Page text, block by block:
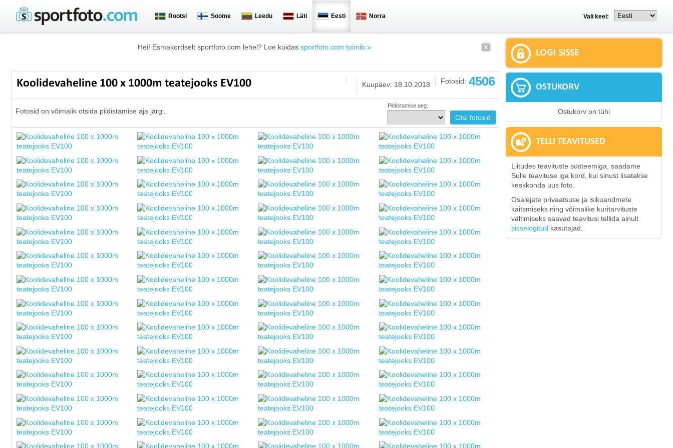
Rootsi Soome Leedu Läti Eesti Norra Vali keel:
Hei! Esmakordselt sportfoto.com lehel? Loe kuidas sportfoto.com toimib »
Koolidevaheline 100 x 1000m teatejooks EV100 Fotosid: 4506
Kuupäev: 18.10.2018
Fotosid on võimalik otsida pildistamise aja järgi.
Pildistamise aeg:
LOGI SISSE
OSTUKORV
Ostukorv on tühi
TELLI TEAVITUSED
Liitudes teavituste süsteemiga, saadame
Sulle teavituse iga kord, kui sinust lisatakse
keskkonda uus foto.
Osalejate privaatsuse ja isikuandmete
kaitsmiseks ning võimalike kuritarvituste
vältimiseks saavad teavitusi tellida ainult
sisselogitud kasutajad.